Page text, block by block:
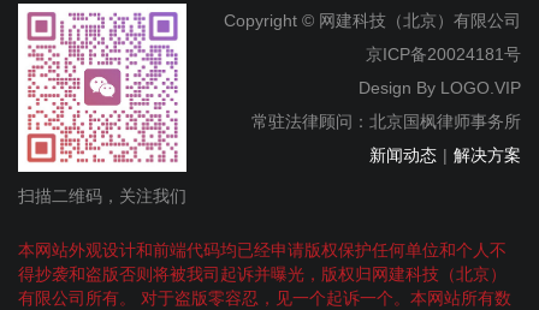
扫描二维码，关注我们
Copyright © 网建科技（北京）有限公司
京ICP备20024181号
Design By LOGO.VIP
常驻法律顾问：北京国枫律师事务所
新闻动态 | 解决方案
本网站外观设计和前端代码均已经申请版权保护任何单位和个人不
得抄袭和盗版否则将被我司起诉并曝光，版权归网建科技（北京）
有限公司所有。 对于盗版零容忍，见一个起诉一个。本网站所有数